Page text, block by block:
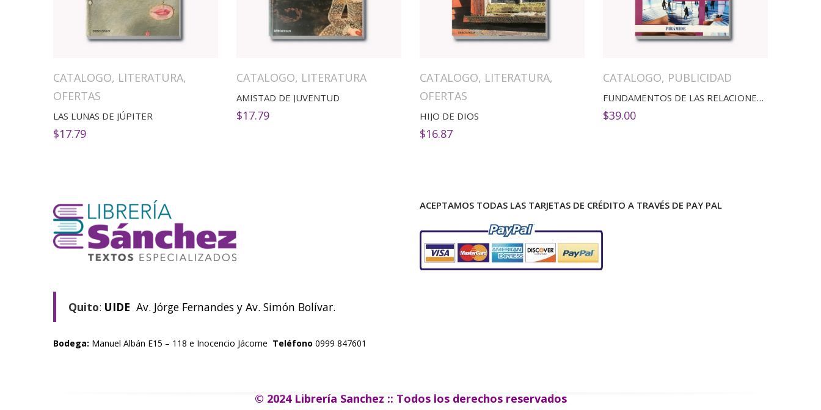
CATALOGO, LITERATURA,
OFERTAS
LAS LUNAS DE JÚPITER
$17.79
CATALOGO, LITERATURA
AMISTAD DE JUVENTUD
$17.79
CATALOGO, LITERATURA,
OFERTAS
HIJO DE DIOS
$16.87
CATALOGO, PUBLICIDAD
FUNDAMENTOS DE LAS RELACIONES PÚBLICAS
$39.00
Quito: UIDE Av. Jórge Fernandes y Av. Simón Bolívar.
Bodega: Manuel Albán E15 – 118 e Inocencio Jácome Teléfono 0999 847601
ACEPTAMOS TODAS LAS TARJETAS DE CRÉDITO A TRAVÉS DE PAY PAL
© 2024 Librería Sanchez :: Todos los derechos reservados